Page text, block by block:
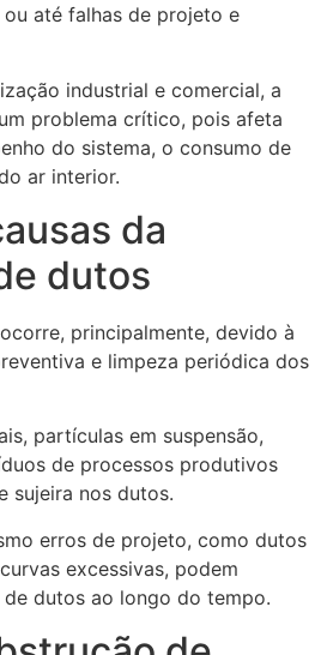
até falhas de projeto e
industrial e comercial, a
problema crítico, pois afeta
do sistema, o consumo de
ar interior.
da
dutos
principalmente, devido à
e limpeza periódica dos
partículas em suspensão,
de processos produtivos
sujeira nos dutos.
erros de projeto, como dutos
excessivas, podem
dutos ao longo do tempo.